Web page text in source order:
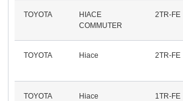
TOYOTA
HIACE
COMMUTER
2TR-FE
TOYOTA Hiace 2TR-FE
TOYOTA Hiace 1TR-FE